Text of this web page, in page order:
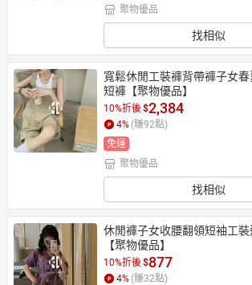
聚物優品
找相似
寬鬆休閒工裝褲背帶褲子女
短褲【聚物優品】
10%折後$2,384
4% (賺92點)
免運
聚物優品
找相似
休閒褲子女收腰翻領短袖工
【聚物優品】
10%折後$877
4% (賺32點)